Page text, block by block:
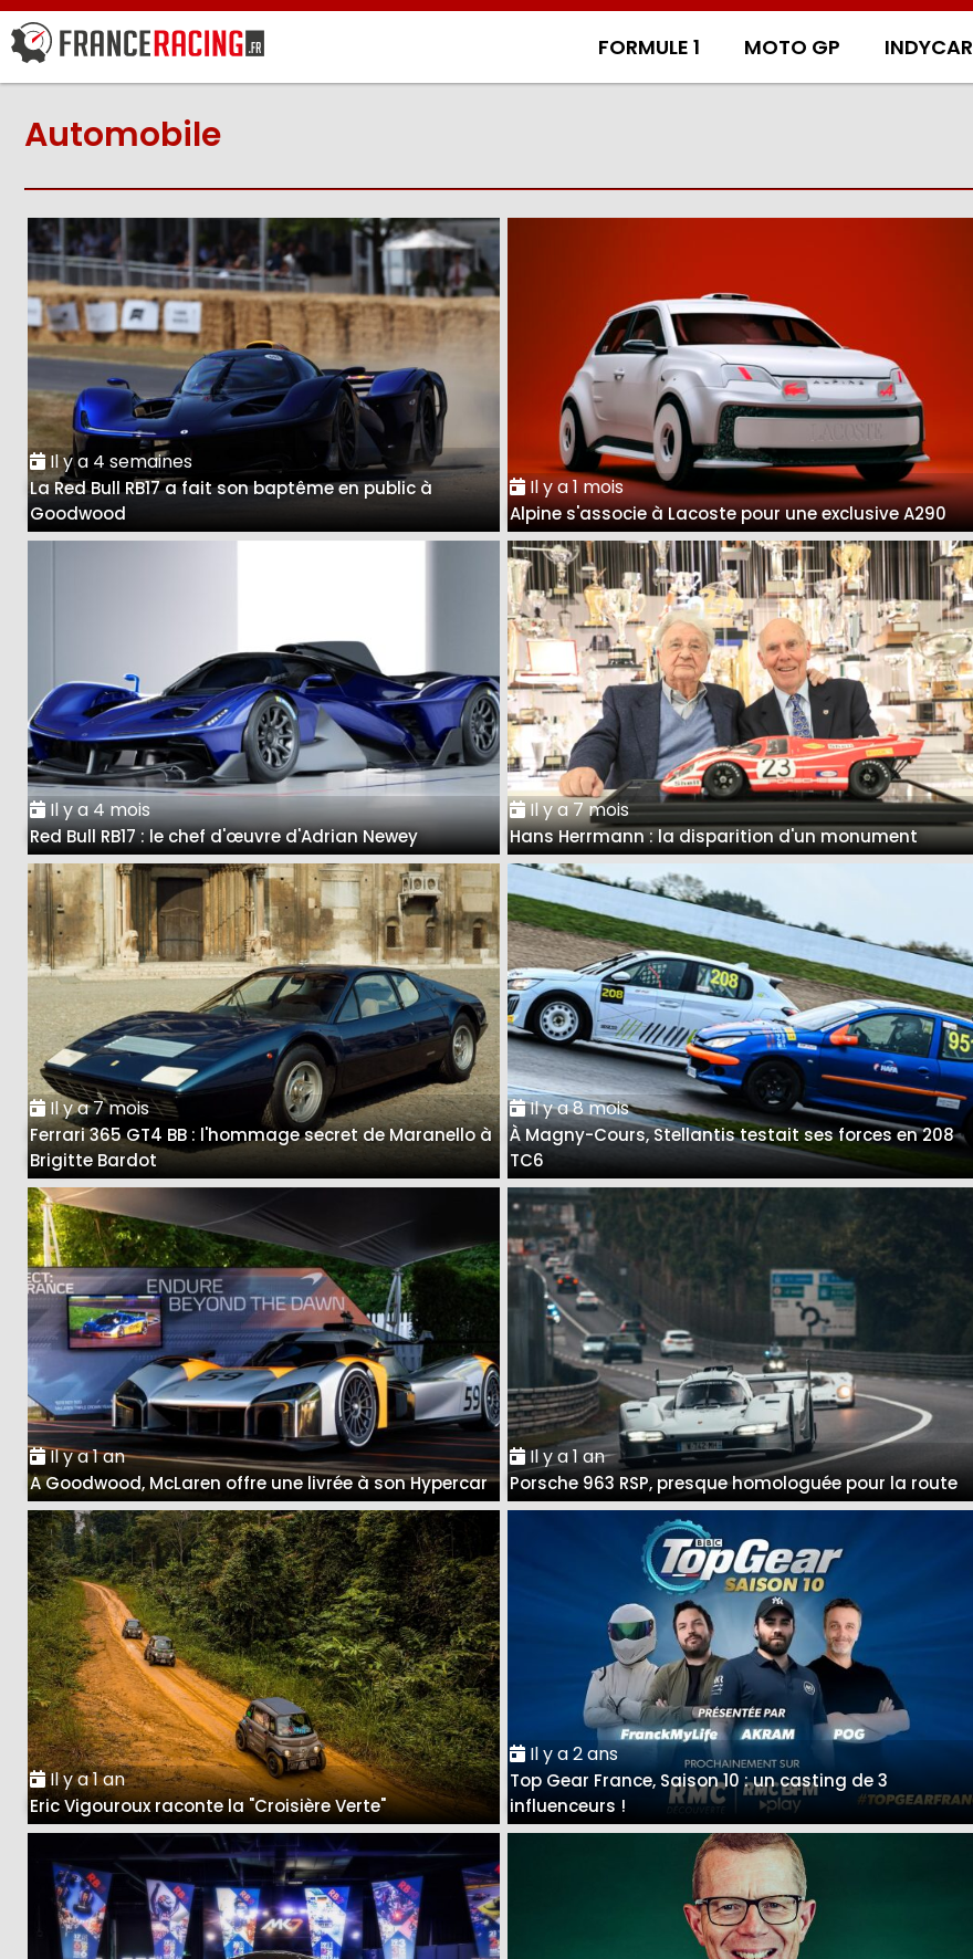
FORMULE 1 MOTO GP INDYCAR
Automobile
Il y a 4 semaines
La Red Bull RB17 a fait son baptême en public à
Goodwood
Il y a 1 mois
Alpine s'associe à Lacoste pour une exclusive A290
Il y a 4 mois
Red Bull RB17 : le chef d'œuvre d'Adrian Newey
Il y a 7 mois
Hans Herrmann : la disparition d'un monument
Il y a 7 mois
Ferrari 365 GT4 BB : l'hommage secret de Maranello à
Brigitte Bardot
Il y a 8 mois
À Magny-Cours, Stellantis testait ses forces en 208
TC6
Il y a 1 an
A Goodwood, McLaren offre une livrée à son Hypercar
Il y a 1 an
Porsche 963 RSP, presque homologuée pour la route
Il y a 1 an
Eric Vigouroux raconte la "Croisière Verte"
Il y a 2 ans
Top Gear France, Saison 10 : un casting de 3
influenceurs !